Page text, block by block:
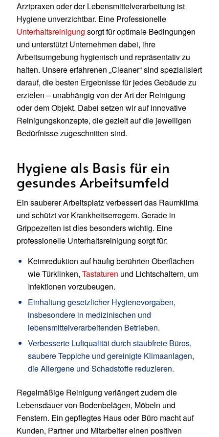
Arztpraxen oder der Lebensmittelverarbeitung ist
Hygiene unverzichtbar. Eine Professionelle
Unterhaltsreinigung sorgt für optimale Bedingungen
und unterstützt Unternehmen dabei, ihre
Arbeitsumgebung hygienisch und repräsentativ zu
halten. Unsere erfahrenen „Cleaner“ sind spezialisiert
darauf, die besten Ergebnisse für jedes Gebäude zu
erzielen – unabhängig von der Art der Reinigung
oder dem Objekt. Dabei setzen wir auf innovative
Reinigungskonzepte, die gezielt auf die jeweiligen
Bedürfnisse zugeschnitten sind.
Hygiene als Basis für ein
gesundes Arbeitsumfeld
Ein sauberer Arbeitsplatz verbessert das Raumklima
und schützt vor Krankheitserregern. Gerade in
Grippezeiten ist dies besonders wichtig. Eine
professionelle Unterhaltsreinigung sorgt für:
Keimreduktion auf häufig berührten Oberflächen
wie Türklinken, Tastaturen und Lichtschaltern, um
Infektionen vorzubeugen.
Einhaltung gesetzlicher Hygienevorgaben,
insbesondere in medizinischen und
lebensmittelverarbeitenden Betrieben.
Verbesserte Luftqualität durch staubfreie Büros,
saubere Teppiche und gereinigte Klimaanlagen,
die Allergene und Schadstoffe reduzieren.
Regelmäßige Reinigung verlängert zudem die
Lebensdauer von Bodenbelägen, Möbeln und
Fenstern. Ein gepflegtes Haus oder Büro macht auf
Kunden, Partner und Mitarbeiter einen positiven